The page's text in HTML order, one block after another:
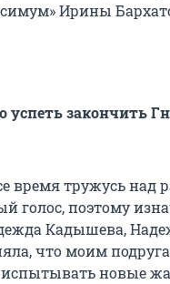
Ирины
закончить
время тружусь над
голос, поэтому
Кадышева,
что моим
новые